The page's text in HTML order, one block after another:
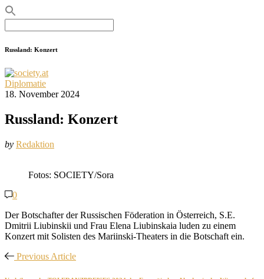
for:
Russland: Konzert
Diplomatie
18. November 2024
Russland: Konzert
by Redaktion
Fotos: SOCIETY/Sora
0
Der Botschafter der Russischen Föderation in Österreich, S.E.
Dmitrii Liubinskii und Frau Elena Liubinskaia luden zu einem
Konzert mit Solisten des Mariinski-Theaters in die Botschaft ein.
Previous Article